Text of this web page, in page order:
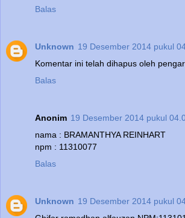
Balas
Unknown 19 Desember 2014 pukul
Komentar ini telah dihapus oleh
Balas
Anonim 19 Desember 2014 pukul
nama : BRAMANTHYA REINHART
npm : 11310077
Balas
Unknown 19 Desember 2014 pukul